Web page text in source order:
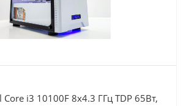
i3 10100F 8x4.3 ГГц TDP 65Вт,